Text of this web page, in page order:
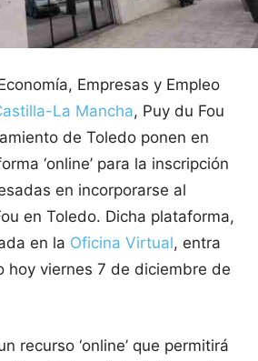
Empresas y Empleo
La Mancha, Puy du Fou
de Toledo ponen en
‘online’ para la inscripción
en incorporarse al
en Toledo. Dicha plataforma,
en la Oficina Virtual, entra
hoy viernes 7 de diciembre de
recurso ‘online’ que permitirá